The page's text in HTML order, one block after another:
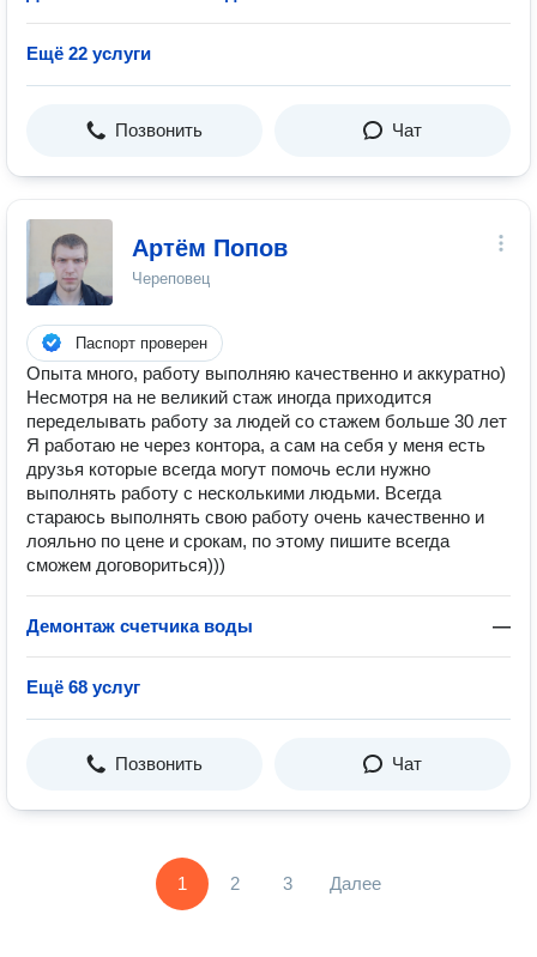
Ещё 22 услуги
Позвонить Чат
Артём Попов
Череповец
Паспорт проверен
Опыта много, работу выполняю качественно и аккуратно)
Несмотря на не великий стаж иногда приходится
переделывать работу за людей со стажем больше 30 лет
Я работаю не через контора, а сам на себя у меня есть
друзья которые всегда могут помочь если нужно
выполнять работу с несколькими людьми. Всегда
стараюсь выполнять свою работу очень качественно и
лояльно по цене и срокам, по этому пишите всегда
сможем договориться)))
Демонтаж счетчика воды —
Ещё 68 услуг
Позвонить Чат
1 2 3 Далее